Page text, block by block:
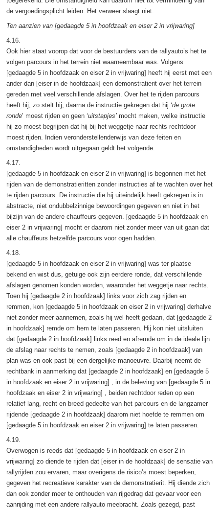
de vergoedingsplicht leiden. Het verweer slaagt niet.
Ten aanzien van [gedaagde 5 in hoofdzaak en eiser 2 in vrijwaring]
4.16.
Ook hier staat voorop dat voor de bestuurders van de rallyauto’s het te
volgen parcours in het terrein niet waarneembaar was. Volgens
[gedaagde 5 in hoofdzaak en eiser 2 in vrijwaring] heeft hij eerst met een
ander dan [eiser in de hoofdzaak] een demonstratierit over het terrein
gereden met veel verschillende afslagen. Over het te rijden parcours
heeft hij, zo stelt hij, daarna de instructie gekregen dat hij ‘de grote
ronde’ moest rijden en geen ‘uitstapjes’mocht maken, welke instructie
hij zo moest begrijpen dat hij bij het weggetje naar rechts rechtdoor
moest rijden. Indien veronderstellenderwijs van deze feiten en
omstandigheden wordt uitgegaan geldt het volgende.
4.17.
[gedaagde 5 in hoofdzaak en eiser 2 in vrijwaring] is begonnen met het
rijden van de demonstratieritten zonder instructies af te wachten over het
te rijden parcours. De instructie die hij uiteindelijk heeft gekregen is in
abstracte, niet ondubbelzinnige bewoordingen gegeven en niet in het
bijzijn van de andere chauffeurs gegeven. [gedaagde 5 in hoofdzaak en
eiser 2 in vrijwaring] mocht er daarom niet zonder meer van uit gaan dat
alle chauffeurs hetzelfde parcours voor ogen hadden.
4.18.
[gedaagde 5 in hoofdzaak en eiser 2 in vrijwaring] was ter plaatse
bekend en wist dus, getuige ook zijn eerdere ronde, dat verschillende
afslagen genomen konden worden, waaronder het weggetje naar rechts.
Toen hij [gedaagde 2 in hoofdzaak] links voor zich zag rijden en
remmen, kon [gedaagde 5 in hoofdzaak en eiser 2 in vrijwaring] derhalve
niet zonder meer aannemen, zoals hij wel heeft gedaan, dat [gedaagde 2
in hoofdzaak] remde om hem te laten passeren. Hij kon niet uitsluiten
dat [gedaagde 2 in hoofdzaak] links reed en afremde om in de ideale lijn
de afslag naar rechts te nemen, zoals [gedaagde 2 in hoofdzaak] van
plan was en ook past bij een dergelijke manoeuvre. Daarbij neemt de
rechtbank in aanmerking dat [gedaagde 2 in hoofdzaak] en [gedaagde 5
in hoofdzaak en eiser 2 in vrijwaring] , in de beleving van [gedaagde 5 in
hoofdzaak en eiser 2 in vrijwaring] , beiden rechtdoor reden op een
relatief lang, recht en breed gedeelte van het parcours en de langzamer
rijdende [gedaagde 2 in hoofdzaak] daarom niet hoefde te remmen om
[gedaagde 5 in hoofdzaak en eiser 2 in vrijwaring] te laten passeren.
4.19.
Overwogen is reeds dat [gedaagde 5 in hoofdzaak en eiser 2 in
vrijwaring] zo diende te rijden dat [eiser in de hoofdzaak] de sensatie van
rallyrijden zou ervaren, maar overigens de risico’s moest beperken,
gegeven het recreatieve karakter van de demonstratierit. Hij diende zich
dan ook zonder meer te onthouden van rijgedrag dat gevaar voor een
aanrijding met een andere rallyauto meebracht. Zoals gezegd, past